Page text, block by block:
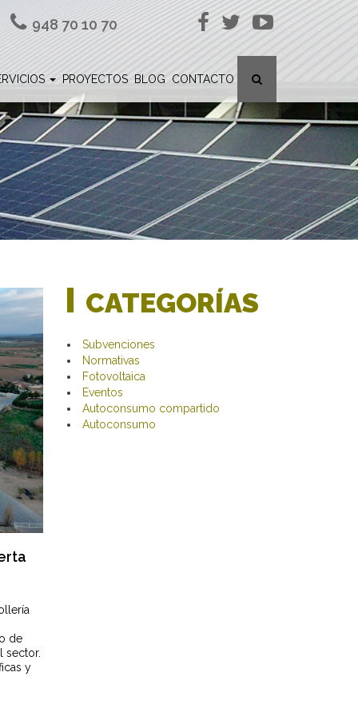
948 70 10 70
PROYECTOS BLOG CONTACTO
de
sector.
y
CATEGORÍAS
Subvenciones
Normativas
Fotovoltaica
Eventos
Autoconsumo compartido
Autoconsumo